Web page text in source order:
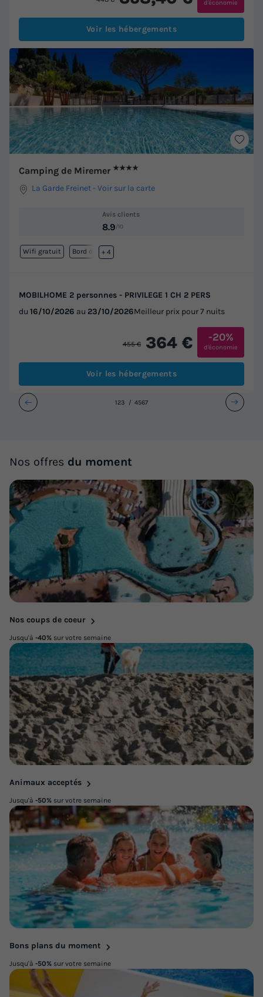
d'économie
Voir les hébergements
Camping de Miremer ★★★★
La Garde Freinet -Voir sur la carte
Avis clients
8.9/10
Wifi gratuit Bord de mer
+ 4
MOBILHOME 2 personnes - PRIVILEGE 1 CH 2 PERS
du 16/10/2026 au 23/10/2026Meilleur prix pour 7 nuits
455 € 364 € -20%
d'économie
Voir les hébergements
123 4567
Nos offres du moment
Nos coups de coeur
Jusqu'à -40% sur votre semaine
Animaux acceptés
Jusqu'à -50% sur votre semaine
Bons plans du moment
Jusqu'à -50% sur votre semaine